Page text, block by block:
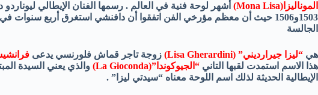
الموناليزا (Mona Lisa) أشهر لوحة فنية في العالم . رسمها الفنان الإيطالي
الجالسة
هي “ليزا جيرارديني” (Lisa Gherardini
) زوجة تاجر قماش فلورنسي يدعى
هذا الاسم استمدت لقبها التاني “الجيوكوندا”La Gioconda)
) والذي يعني السيدة
الإيطالية الحديثة لذلك اسم اللوحة معناه “سيدتي ليزا” .